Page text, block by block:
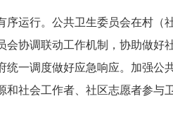
序运行。公共卫生委员会在村
会协调联动工作机制，协助做好
统一调度做好应急响应。加强
和社会工作者、社区志愿者参与